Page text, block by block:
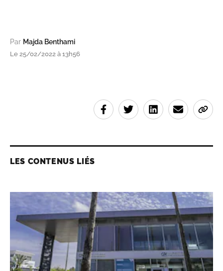
Par Majda Benthami
Le 25/02/2022 à 13h56
LES CONTENUS LIÉS